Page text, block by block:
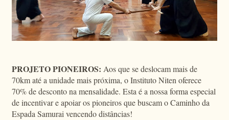
PROJETO PIONEIROS: Aos que se deslocam mais de
70km até a unidade mais próxima, o Instituto Niten oferece
70% de desconto na mensalidade. Esta é a nossa forma especial
de incentivar e apoiar os pioneiros que buscam o Caminho da
Espada Samurai vencendo distâncias!